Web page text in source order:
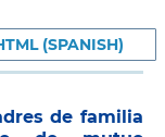
(SPANISH)
de familia